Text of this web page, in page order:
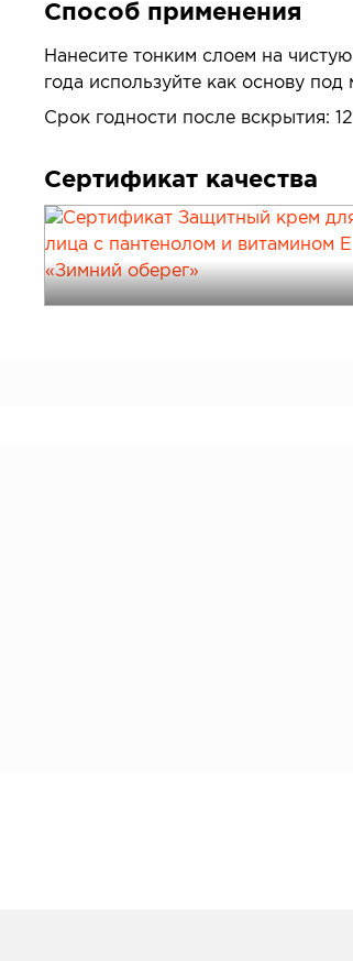
Способ применения
Нанесите тонким слоем на
года используйте как основу под
Срок годности после вскрытия:
Сертификат качества